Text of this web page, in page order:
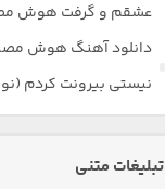
عشقم و گرفت هوش
دانلود آهنگ هوش
نیستی بیرونت کردم
تبلیغات متنی